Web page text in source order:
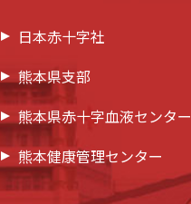
日本赤十字社
熊本県支部
熊本県赤十字血液センター
熊本健康管理センター